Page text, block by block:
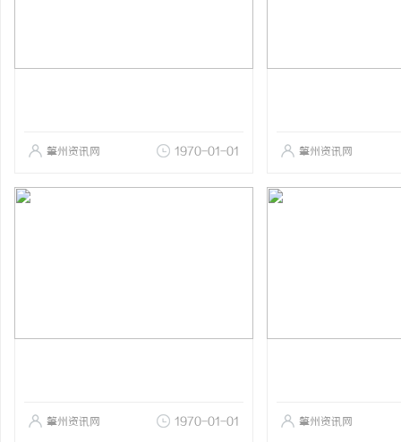
肇州资讯网 1970-01-01 肇州资讯网
肇州资讯网 1970-01-01 肇州资讯网